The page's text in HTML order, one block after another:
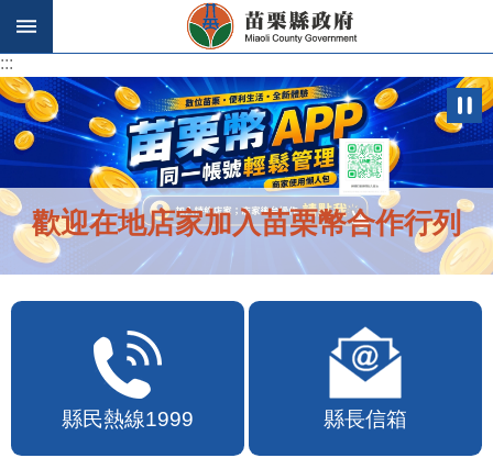
跳到主要內容區塊
:::
:::
苗栗幣APP自115年7月10日10時上線
縣民熱線1999 縣長信箱